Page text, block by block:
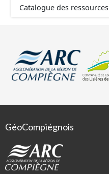
Catalogue des ressources
GéoCompiégnois